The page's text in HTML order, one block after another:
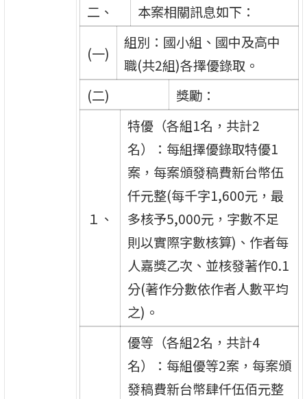
二、
本案相關訊息如下：
(一)
組別：國小組、國中及高中
職(共2組)各擇優錄取。
(二)
獎勵：
１、
特優（各組1名，共計2
名）：每組擇優錄取特優1
案，每案頒發稿費新台幣伍
仟元整(每千字1,600元，最
多核予5,000元，字數不足
則以實際字數核算)、作者每
人嘉獎乙次、並核發著作0.1
分(著作分數依作者人數平均
之)。
優等（各組2名，共計4
名）：每組優等2案，每案頒
發稿費新台幣肆仟伍佰元整